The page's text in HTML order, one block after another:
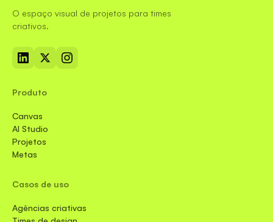
O espaço visual de projetos para times
criativos.
Produto
Canvas
AI Studio
Projetos
Metas
Casos de uso
Agências criativas